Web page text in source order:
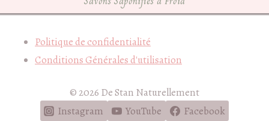
Politique de confidentialité
Conditions Générales d'utilisation
© 2026 De Stan Naturellement
Instagram
YouTube Facebook